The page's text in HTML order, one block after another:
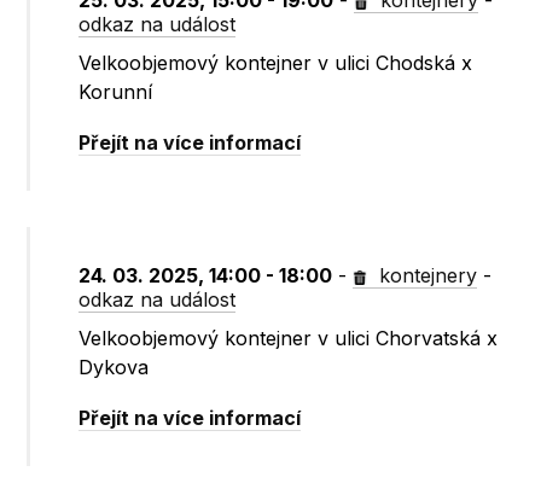
odkaz na událost
Velkoobjemový kontejner v ulici Chodská x
Korunní
Přejít na více informací
24. 03. 2025, 14:00 - 18:00 - kontejnery -
odkaz na událost
Velkoobjemový kontejner v ulici Chorvatská x
Dykova
Přejít na více informací